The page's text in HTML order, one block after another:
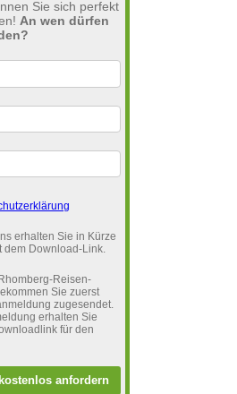
Sie sich perfekt
An wen dürfen
erhalten Sie in Kürze
dem Download-Link.
Reisen-
Sie zuerst
zugesendet.
erhalten Sie
für den
anfordern